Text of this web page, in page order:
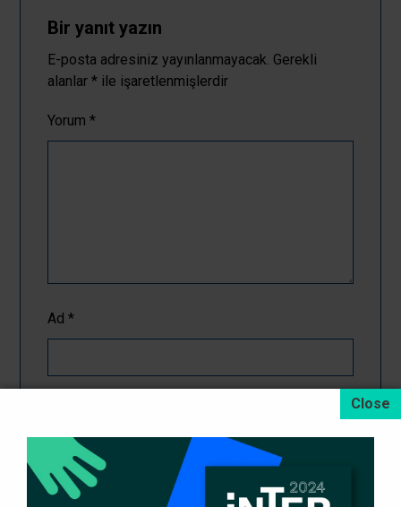
Bir yanıt yazın
E-posta adresiniz yayınlanmayacak. Gerekli
alanlar* ile işaretlenmişlerdir
Yorum*
Ad*
İnternet sitesi